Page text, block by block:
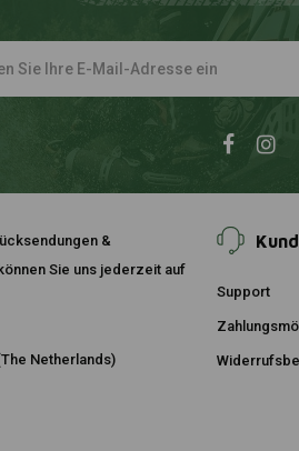
&
Sie uns jederzeit auf
Netherlands)
Support